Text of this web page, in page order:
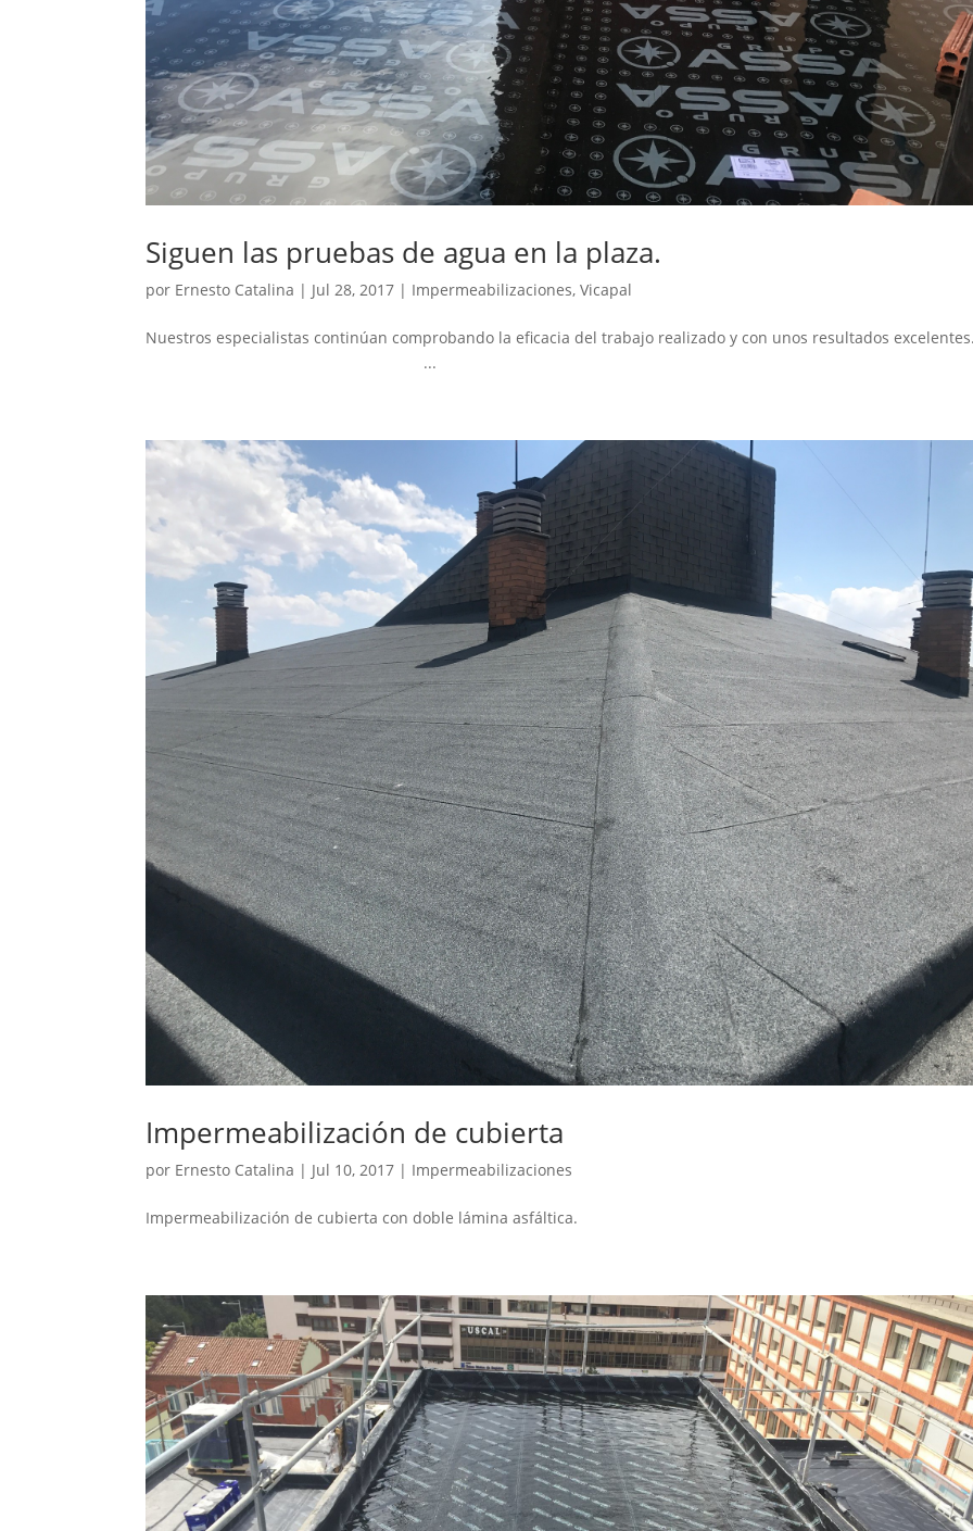
Siguen las pruebas de agua en la plaza.
por Ernesto Catalina | Jul 28, 2017 | Impermeabilizaciones,Vicapal
Nuestros especialistas continúan comprobando la eficacia del trabajo realizado y con unos resultados
...
Impermeabilización de cubierta
por Ernesto Catalina | Jul 10, 2017 | Impermeabilizaciones
Impermeabilización de cubierta con doble lámina asfáltica.